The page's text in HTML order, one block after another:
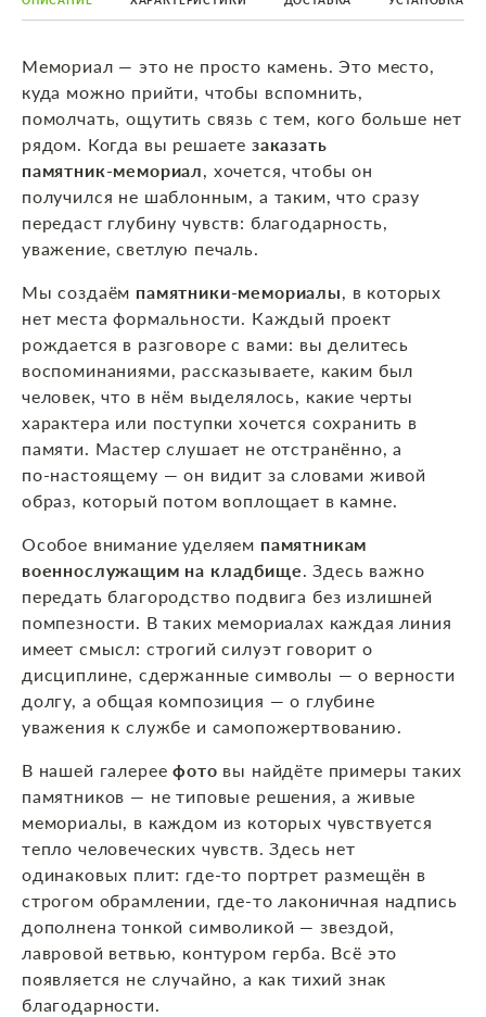
Мемориал — это не просто камень. Это место,
куда можно прийти, чтобы вспомнить,
помолчать, ощутить связь с тем, кого больше нет
рядом. Когда вы решаете заказать
памятник‑мемориал, хочется, чтобы он
получился не шаблонным, а таким, что сразу
передаст глубину чувств: благодарность,
уважение, светлую печаль.
Мы создаём памятники‑мемориалы, в которых
нет места формальности. Каждый проект
рождается в разговоре с вами: вы делитесь
воспоминаниями, рассказываете, каким был
человек, что в нём выделялось, какие черты
характера или поступки хочется сохранить в
памяти. Мастер слушает не отстранённо, а
по‑настоящему — он видит за словами живой
образ, который потом воплощает в камне.
Особое внимание уделяем памятникам
военнослужащим на кладбище. Здесь важно
передать благородство подвига без излишней
помпезности. В таких мемориалах каждая линия
имеет смысл: строгий силуэт говорит о
дисциплине, сдержанные символы — о верности
долгу, а общая композиция — о глубине
уважения к службе и самопожертвованию.
В нашей галереефото вы найдёте примеры таких
памятников — не типовые решения, а живые
мемориалы, в каждом из которых чувствуется
тепло человеческих чувств. Здесь нет
одинаковых плит: где‑то портрет размещён в
строгом обрамлении, где‑то лаконичная надпись
дополнена тонкой символикой — звездой,
лавровой ветвью, контуром герба. Всё это
появляется не случайно, а как тихий знак
благодарности.